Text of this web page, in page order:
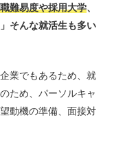
難易度や採用大学、
」そんな就活生も多い
業でもあるため、就
ため、パーソルキャ
動機の準備、面接対